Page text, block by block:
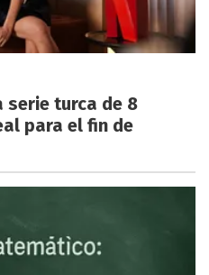
serie turca de 8
para el fin de